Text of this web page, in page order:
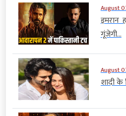
August
इमरान
गूंजेगी...
August
शादी के